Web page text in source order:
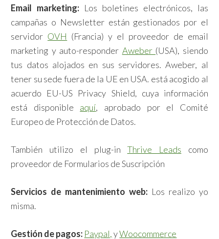
Email marketing: Los boletines electrónicos, las
campañas o Newsletter están gestionados por el
servidor OVH (Francia) y el proveedor de email
marketing y auto-responder Aweber (USA), siendo
tus datos alojados en sus servidores. Aweber, al
tener su sede fuera de la UE en USA. está acogido al
acuerdo EU-US Privacy Shield, cuya información
está disponible aquí, aprobado por el Comité
Europeo de Protección de Datos.
También utilizo el plug-inThrive Leads como
proveedor de Formularios de Suscripción
Servicios de mantenimiento web: Los realizo yo
misma.
Gestión de pagos: Paypal,yWoocommerce